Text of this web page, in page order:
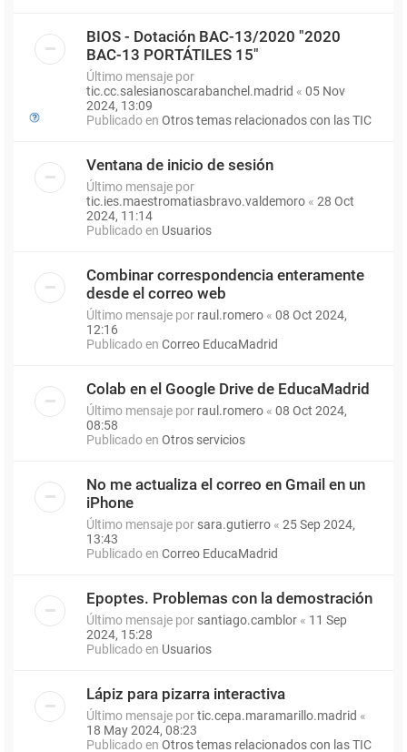
BIOS - Dotación BAC-13/2020 "2020
BAC-13 PORTÁTILES 15"
Último mensaje por
tic.cc.salesianoscarabanchel.madrid « 05 Nov
2024, 13:09
Publicado en Otros temas relacionados con las TIC
Ventana de inicio de sesión
Último mensaje por
tic.ies.maestromatiasbravo.valdemoro « 28 Oct
2024, 11:14
Publicado en Usuarios
Combinar correspondencia enteramente
desde el correo web
Último mensaje por raul.romero « 08 Oct 2024,
12:16
Publicado en Correo EducaMadrid
Colab en el Google Drive de EducaMadrid
Último mensaje por raul.romero « 08 Oct 2024,
08:58
Publicado en Otros servicios
No me actualiza el correo en Gmail en un
iPhone
Último mensaje por sara.gutierro « 25 Sep 2024,
13:43
Publicado en Correo EducaMadrid
Epoptes. Problemas con la demostración
Último mensaje por santiago.camblor « 11 Sep
2024, 15:28
Publicado en Usuarios
Lápiz para pizarra interactiva
Último mensaje portic.cepa.maramarillo.madrid «
18 May 2024, 08:23
Publicado en Otros temas relacionados con las TIC